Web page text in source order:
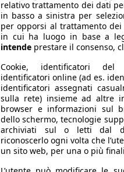
relativo trattamento dei dati
in basso a sinistra per
per opporsi al trattamento
in cui ha luogo in base a
intende prestare il consenso,
Cookie, identificatori
identificatori online (ad es.
identificatori assegnati
sulla rete) insieme ad altre
browser e informazioni sul
dello schermo, tecnologie
archiviati sul o letti dal
riconoscerlo ogni volta che
un sito web, per una o più